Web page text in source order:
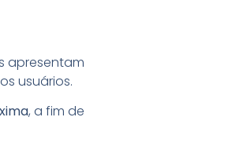
apresentam
usuários.
, a fim de